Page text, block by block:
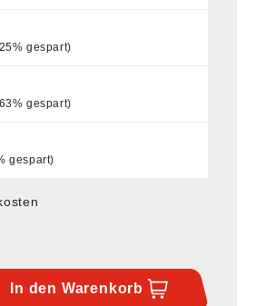
gespart)
gespart)
gespart)
In den Warenkorb